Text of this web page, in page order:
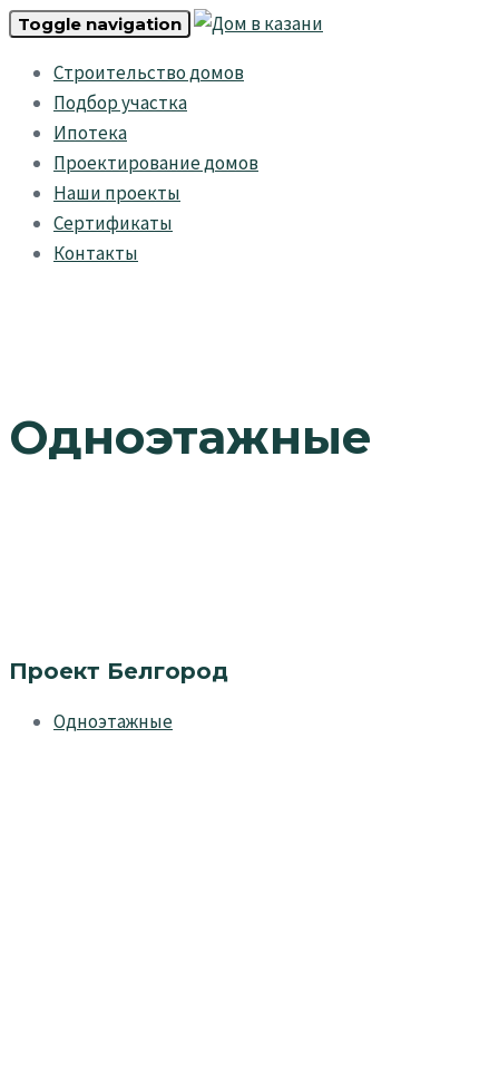
Skip
Skip
primary
navigation
Skip
content
Toggle navigation
Строительство домов
Подбор участка
Ипотека
Проектирование домов
Наши проекты
Сертификаты
Контакты
Одноэтажные
Проект Белгород
Одноэтажные